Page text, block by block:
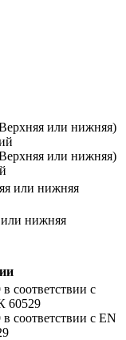
или нижняя)
или нижняя)
или нижняя
нижняя
в соответствии с
60529
в соответствии с EN